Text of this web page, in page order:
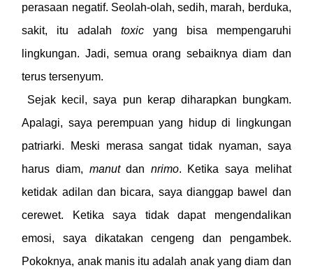
perasaan negatif. Seolah-olah, sedih, marah, berduka,
sakit, itu adalah toxicyang bisa mempengaruhi
lingkungan. Jadi, semua orang sebaiknya diam dan
terus tersenyum.
Sejak kecil, saya pun kerap diharapkan bungkam.
Apalagi, saya perempuan yang hidup di lingkungan
patriarki. Meski merasa sangat tidak nyaman, saya
harus diam, manutdan nrimo. Ketika saya melihat
ketidak adilan dan bicara, saya dianggap bawel dan
cerewet. Ketika saya tidak dapat mengendalikan
emosi, saya dikatakan cengeng dan pengambek.
Pokoknya, anak manis itu adalah anak yang diam dan